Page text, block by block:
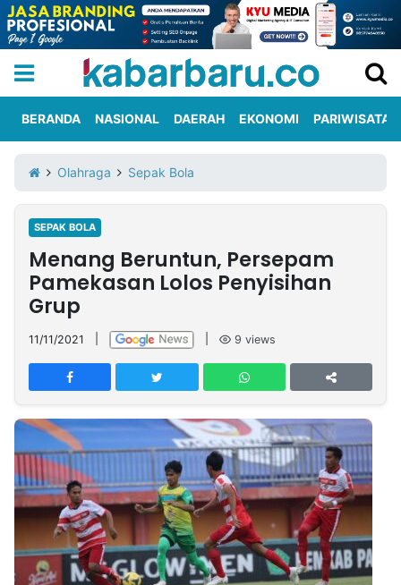
Iklan
Berita
Kami
Nasional
International
Olahraga
Entertainment
Daerah
Pariwisata
Kuliner
Kolom
Network
PT
TREETAN
INDONESIA
Partner
Insight
NTB
Suara
Time
Lens
IDN
Daily
Jogja
Jalan
Rakyat
Idealita
News
Kita
Notice
Dinamikapost.com
Radar
Baru
Seedbacklink
BERANDA NASIONAL DAERAH EKONOMI PARIWISATA
Olahraga Sepak Bola
SEPAK BOLA
Menang Beruntun, Persepam
Pamekasan Lolos Penyisihan
Grup
11/11/2021 9 views